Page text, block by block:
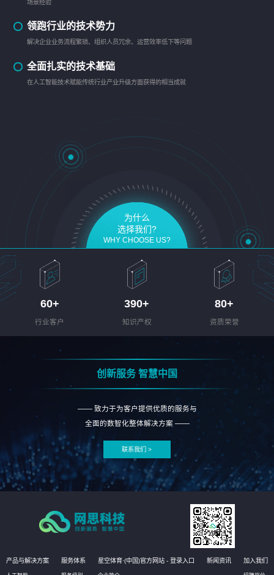
场景经验
领跑行业的技术势力
解决企业业务流程繁琐、组织人员冗余、运营效率低下等问题
全面扎实的技术基础
在人工智能技术赋能传统行业产业升级方面获得的相当成就
为什么
选择我们?
WHY CHOOSE US?
60+
行业客户
390+
知识产权
80+
资质荣誉
创新服务 智慧中国
—— 致力于为客户提供优质的服务与
全面的数智化整体解决方案 ——
联系我们 >
产品与解决方案 服务体系 星空体育·(中国)官方网站 - 登录入口 新闻资讯 加入我们